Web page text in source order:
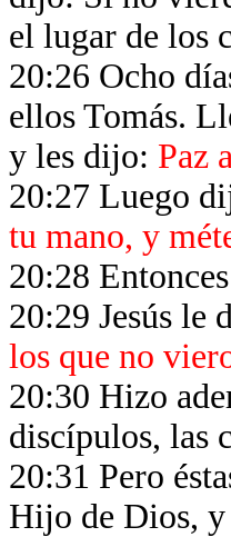
el lugar de los
20:26 Ocho
ellos Tomás.
y les dijo: Paz
20:27 Luego
tu mano, y
20:28
20:29 Jesús le
los que no
20:30 Hizo
discípulos, las
20:31 Pero
Hijo de Dios, y